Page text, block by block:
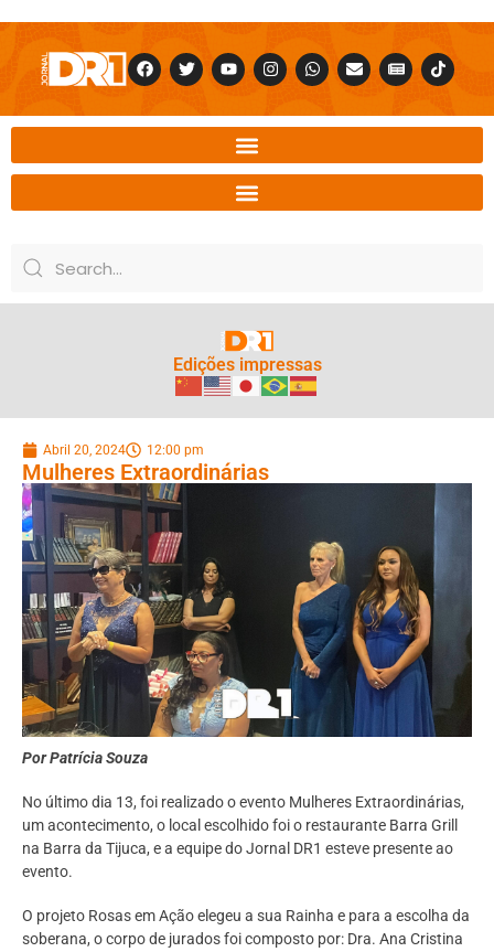
Edições impressas
Abril 20, 2024 12:00 pm
Mulheres Extraordinárias
Por Patrícia Souza
No último dia 13, foi realizado o evento Mulheres Extraordinárias,
um acontecimento, o local escolhido foi o restaurante Barra Grill
na Barra da Tijuca, e a equipe do Jornal DR1 esteve presente ao
evento.
O projeto Rosas em Ação elegeu a sua Rainha e para a escolha da
soberana, o corpo de jurados foi composto por: Dra. Ana Cristina